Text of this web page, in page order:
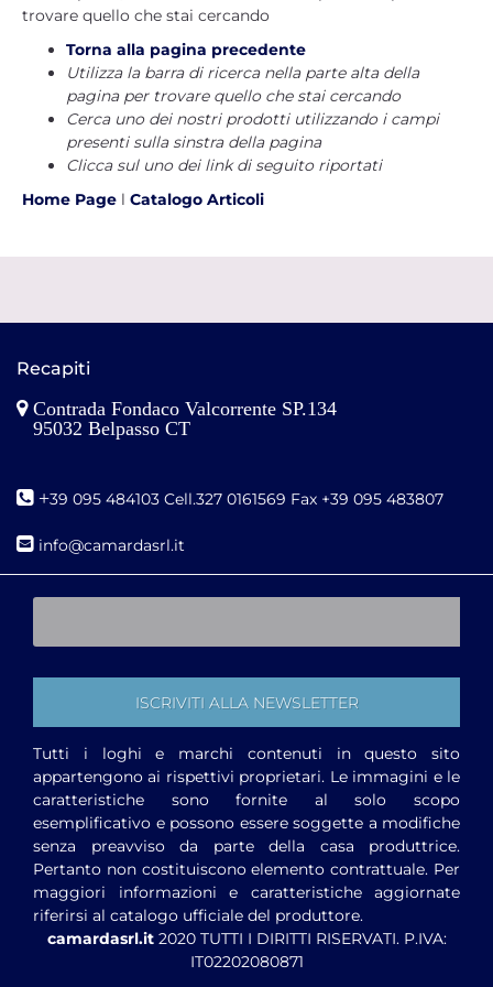
trovare quello che stai cercando
Torna alla pagina precedente
Utilizza la barra di ricerca nella parte alta della
pagina per trovare quello che stai cercando
Cerca uno dei nostri prodotti utilizzando i campi
presenti sulla sinstra della pagina
Clicca sul uno dei link di seguito riportati
Home Page l Catalogo Articoli
Recapiti
Contrada Fondaco Valcorrente SP.134
95032 Belpasso CT
+39 095 484103 Cell.327 0161569 Fax +39 095 483807
info@camardasrl.it
Tutti i loghi e marchi contenuti in questo sito
appartengono ai rispettivi proprietari. Le immagini e le
caratteristiche sono fornite al solo scopo
esemplificativo e possono essere soggette a modifiche
senza preavviso da parte della casa produttrice.
Pertanto non costituiscono elemento contrattuale. Per
maggiori informazioni e caratteristiche aggiornate
riferirsi al catalogo ufficiale del produttore.
camardasrl.it2020 TUTTI I DIRITTI RISERVATI. P.IVA:
IT02202080871